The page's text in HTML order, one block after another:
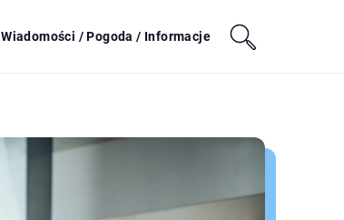
Wiadomości / Pogoda / Informacje